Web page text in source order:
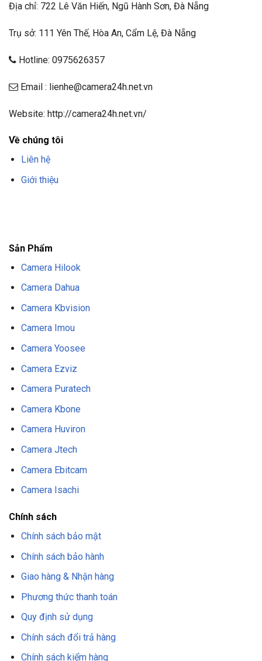
Địa chỉ: 722 Lê Văn Hiến, Ngũ Hành Sơn, Đà Nẵng
Trụ sở: 111 Yên Thế, Hòa An, Cẩm Lệ, Đà Nẵng
Hotline: 0975626357
Email : lienhe@camera24h.net.vn
Website: http://camera24h.net.vn/
Về chúng tôi
Liên hệ
Giới thiệu
Sản Phẩm
Camera Hilook
Camera Dahua
Camera Kbvision
Camera Imou
Camera Yoosee
Camera Ezviz
Camera Puratech
Camera Kbone
Camera Huviron
Camera Jtech
Camera Ebitcam
Camera Isachi
Chính sách
Chính sách bảo mật
Chính sách bảo hành
Giao hàng & Nhận hàng
Phương thức thanh toán
Quy định sử dụng
Chính sách đổi trả hàng
Chính sách kiểm hàng